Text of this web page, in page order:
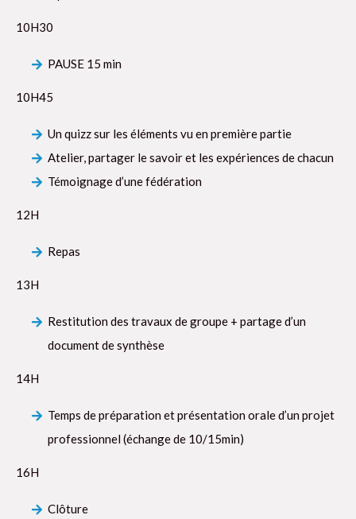
10H30
PAUSE 15 min
10H45
Un quizz sur les éléments vu en première partie
Atelier, partager le savoir et les expériences de chacun
Témoignage d’une fédération
12H
Repas
13H
Restitution des travaux de groupe + partage d’un
document de synthèse
14H
Temps de préparation et présentation orale d’un projet
professionnel (échange de 10/15min)
16H
Clôture